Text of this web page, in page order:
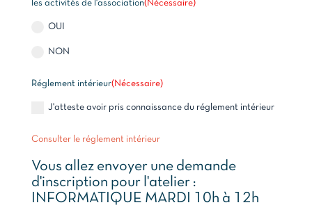
les activités de l'association(Nécessaire)
OUI
NON
Réglement intérieur(Nécessaire)
J'atteste avoir pris connaissance du réglement intérieur
Consulter le réglement intérieur
Vous allez envoyer une demande
d'inscription pour l'atelier :
INFORMATIQUE MARDI 10h à 12h